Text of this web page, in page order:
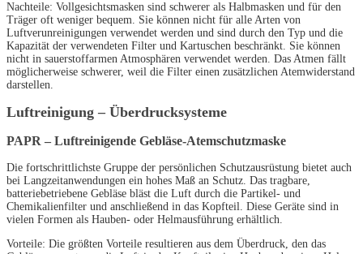
Nachteile: Vollgesichtsmasken sind schwerer als Halbmasken und für den
Träger oft weniger bequem. Sie können nicht für alle Arten von
Luftverunreinigungen verwendet werden und sind durch den Typ und die
Kapazität der verwendeten Filter und Kartuschen beschränkt. Sie können
nicht in sauerstoffarmen Atmosphären verwendet werden. Das Atmen fällt
möglicherweise schwerer, weil die Filter einen zusätzlichen Atemwiderstand
darstellen.
Luftreinigung – Überdrucksysteme
PAPR – Luftreinigende Gebläse-Atemschutzmaske
Die fortschrittlichste Gruppe der persönlichen Schutzausrüstung bietet auch
bei Langzeitanwendungen ein hohes Maß an Schutz. Das tragbare,
batteriebetriebene Gebläse bläst die Luft durch die Partikel- und
Chemikalienfilter und anschließend in das Kopfteil. Diese Geräte sind in
vielen Formen als Hauben- oder Helmausführung erhältlich.
Vorteile: Die größten Vorteile resultieren aus dem Überdruck, den das